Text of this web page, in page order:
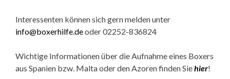
Interessenten können sich gern melden unter
info@boxerhilfe.deoder 02252-836824
Wichtige Informationen über die Aufnahme eines Boxers
aus Spanien bzw. Malta oder den Azoren finden Siehier!